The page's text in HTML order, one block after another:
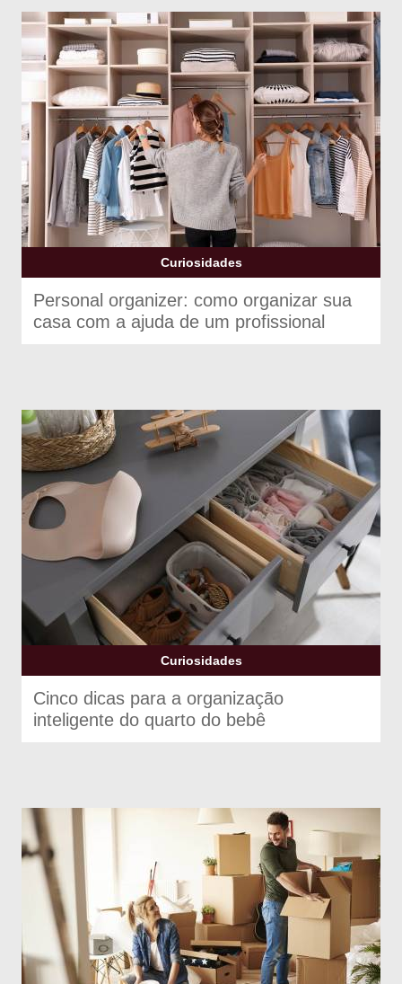
Curiosidades
Personal organizer: como organizar sua
casa com a ajuda de um profissional
Curiosidades
Cinco dicas para a organização
inteligente do quarto do bebê